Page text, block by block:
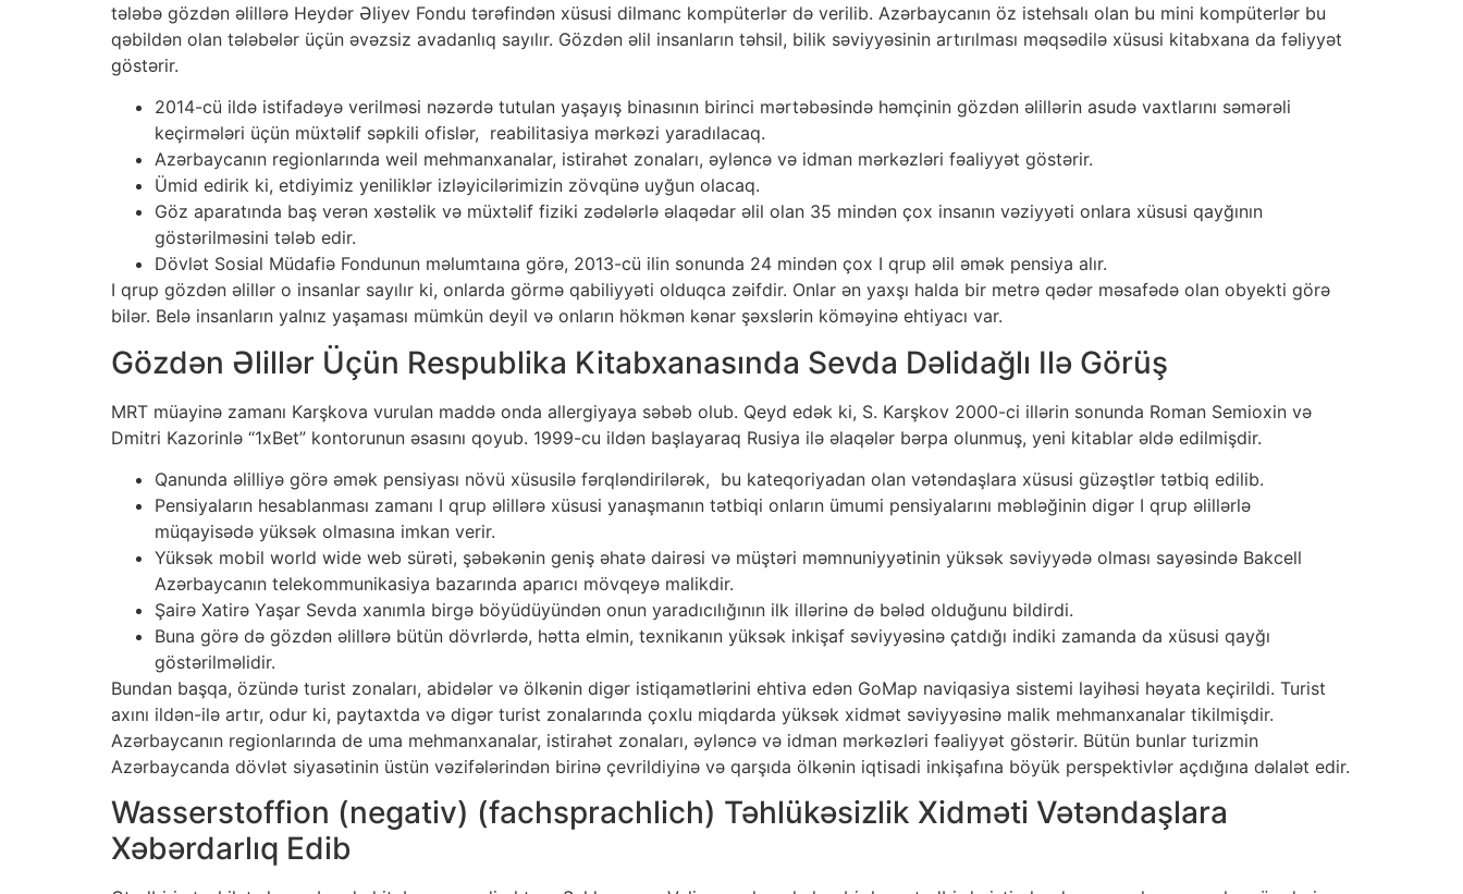
tələbə gözdən əlillərə Heydər Əliyev Fondu tərəfindən xüsusi dilmanc kompüterlər də verilib. Azərbaycanın öz istehsalı olan bu mini kompüterlər bu
qəbildən olan tələbələr üçün əvəzsiz avadanlıq sayılır. Gözdən əlil insanların təhsil, bilik səviyyəsinin artırılması məqsədilə xüsusi kitabxana da fəliyyət
göstərir.
2014-cü ildə istifadəyə verilməsi nəzərdə tutulan yaşayış binasının birinci mərtəbəsində həmçinin gözdən əlillərin asudə vaxtlarını səmərəli
keçirmələri üçün müxtəlif səpkili ofislər, reabilitasiya mərkəzi yaradılacaq.
Azərbaycanın regionlarında weil mehmanxanalar, istirahət zonaları, əyləncə və idman mərkəzləri fəaliyyət göstərir.
Ümid edirik ki, etdiyimiz yeniliklər izləyicilərimizin zövqünə uyğun olacaq.
Göz aparatında baş verən xəstəlik və müxtəlif fiziki zədələrlə əlaqədar əlil olan 35 mindən çox insanın vəziyyəti onlara xüsusi qayğının
göstərilməsini tələb edir.
Dövlət Sosial Müdafiə Fondunun məlumtaına görə, 2013-cü ilin sonunda 24 mindən çox I qrup əlil əmək pensiya alır.
I qrup gözdən əlillər o insanlar sayılır ki, onlarda görmə qabiliyyəti olduqca zəifdir. Onlar ən yaxşı halda bir metrə qədər məsafədə olan obyekti görə
bilər. Belə insanların yalnız yaşaması mümkün deyil və onların hökmən kənar şəxslərin köməyinə ehtiyacı var.
Gözdən Əlillər Üçün Respublika Kitabxanasında Sevda Dəlidağlı Ilə Görüş
MRT müayinə zamanı Karşkova vurulan maddə onda allergiyaya səbəb olub. Qeyd edək ki, S. Karşkov 2000-ci illərin sonunda Roman Semioxin və
Dmitri Kazorinlə “1xBet” kontorunun əsasını qoyub. 1999-cu ildən başlayaraq Rusiya ilə əlaqələr bərpa olunmuş, yeni kitablar əldə edilmişdir.
Qanunda əlilliyə görə əmək pensiyası növü xüsusilə fərqləndirilərək, bu kateqoriyadan olan vətəndaşlara xüsusi güzəştlər tətbiq edilib.
Pensiyaların hesablanması zamanı I qrup əlillərə xüsusi yanaşmanın tətbiqi onların ümumi pensiyalarını məbləğinin digər I qrup əlillərlə
müqayisədə yüksək olmasına imkan verir.
Yüksək mobil world wide web sürəti, şəbəkənin geniş əhatə dairəsi və müştəri məmnuniyyətinin yüksək səviyyədə olması sayəsində Bakcell
Azərbaycanın telekommunikasiya bazarında aparıcı mövqeyə malikdir.
Şairə Xatirə Yaşar Sevda xanımla birgə böyüdüyündən onun yaradıcılığının ilk illərinə də bələd olduğunu bildirdi.
Buna görə də gözdən əlillərə bütün dövrlərdə, hətta elmin, texnikanın yüksək inkişaf səviyyəsinə çatdığı indiki zamanda da xüsusi qayğı
göstərilməlidir.
Bundan başqa, özündə turist zonaları, abidələr və ölkənin digər istiqamətlərini ehtiva edən GoMap naviqasiya sistemi layihəsi həyata keçirildi. Turist
axını ildən-ilə artır, odur ki, paytaxtda və digər turist zonalarında çoxlu miqdarda yüksək xidmət səviyyəsinə malik mehmanxanalar tikilmişdir.
Azərbaycanın regionlarında de uma mehmanxanalar, istirahət zonaları, əyləncə və idman mərkəzləri fəaliyyət göstərir. Bütün bunlar turizmin
Azərbaycanda dövlət siyasətinin üstün vəzifələrindən birinə çevrildiyinə və qarşıda ölkənin iqtisadi inkişafına böyük perspektivlər açdığına dəlalət edir.
Wasserstoffion (negativ) (fachsprachlich) Təhlükəsizlik Xidməti Vətəndaşlara
Xəbərdarlıq Edib